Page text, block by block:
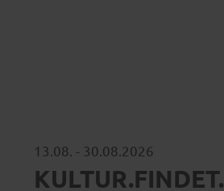
13.08. - 30.08.2026
KULTUR.FINDET.​